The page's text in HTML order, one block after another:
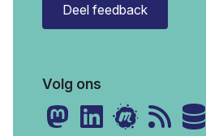
Deel feedback
Volg ons